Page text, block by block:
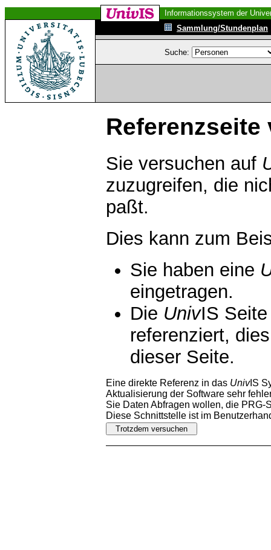
Informationssystem der
Sammlung/Stundenplan
Suche:
Referenzseite
Sie versuchen auf
zuzugreifen, die
paßt.
Dies kann zum
Sie haben eine
eingetragen.
Die UnivIS
referenziert,
dieser Seite.
Eine direkte Referenz in das UnivIS
Aktualisierung der Software sehr
Sie Daten Abfragen wollen, die PRG-
Diese Schnittstelle ist im